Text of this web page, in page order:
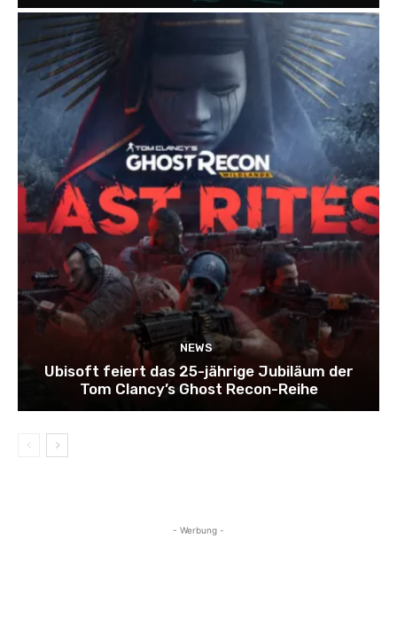
NEWS
Ubisoft feiert das 25-jährige Jubiläum der
Tom Clancy’s Ghost Recon-Reihe
- Werbung -